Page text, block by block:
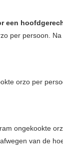
een
per persoon.
orzo per
ongekookte
van de